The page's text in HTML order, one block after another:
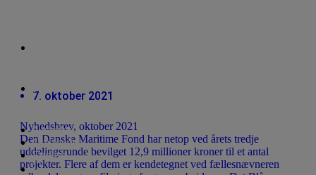
For ansøgere
Nyheder
Om fonden
English
7. oktober 2021
Nyhedsbrev, oktober 2021
Den Danske Maritime Fond har netop ved årets tredje
uddelingsrunde bevilget 12,9 millioner kroner til et antal
projekter. Flere af dem er kendetegnet ved fællesnævneren